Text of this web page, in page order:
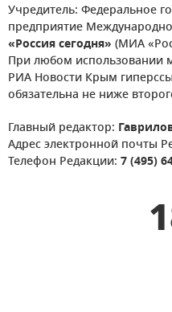
Учредитель: Федеральное
предприятие
«Россия сегодня» (МИА
При любом использовании
РИА Новости Крым
обязательна не ниже
Главный редактор:
Адрес электронной почты
Телефон Редакции: 7 (495)